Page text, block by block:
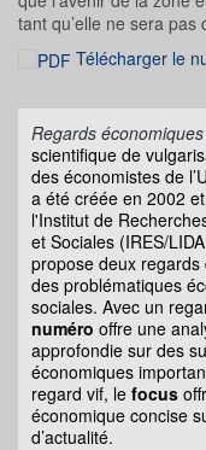
tant qu’elle ne sera
Télécharger le
Regards économiques
scientifique de
des économistes de
a été créée en 2002
l'Institut de
et Sociales (IRES/
propose deux regards
des problématiques
sociales. Avec un
numéro offre une
approfondie sur des
économiques
regard vif, le focus
économique concise
d’actualité.